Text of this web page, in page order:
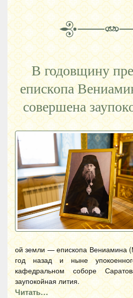
В годовщину
епископа
совершена
ой земли — епископа Вениамина
год назад и ныне
кафедральном соборе
заупокойная лития.
Читать…